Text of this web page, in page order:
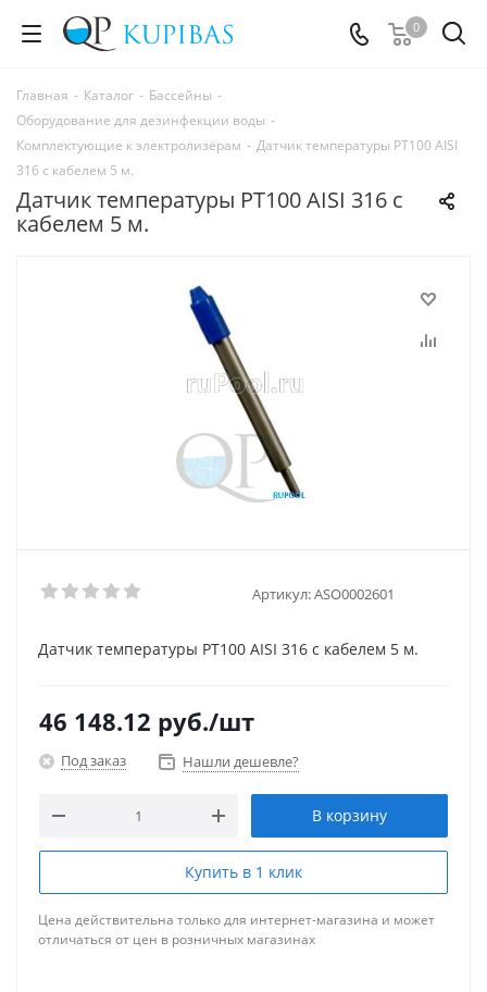
0
Главная - Каталог - Бассейны -
Оборудование для дезинфекции воды -
Комплектующие к электролизёрам - Датчик температуры PT100 AISI
316 с кабелем 5 м.
Датчик температуры PT100 AISI 316 с
кабелем 5 м.
Артикул:ASO0002601
Датчик температуры PT100 AISI 316 с кабелем 5 м.
46 148.12 руб./шт
Под заказ Нашли дешевле?
В корзину
Купить в 1 клик
Цена действительна только для интернет-магазина и может
отличаться от цен в розничных магазинах